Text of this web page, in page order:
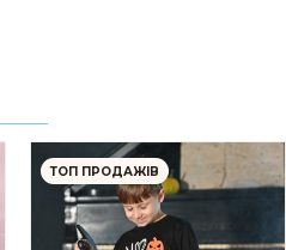
ТОП ПРОДАЖІВ